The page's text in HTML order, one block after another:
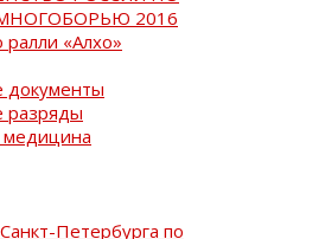
2016
ралли «Алхо»
документы
разряды
медицина
Петербурга по